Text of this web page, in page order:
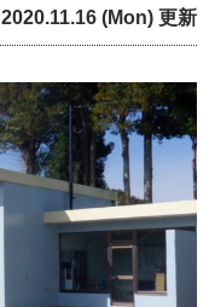
2020.11.16 (Mon) 更新